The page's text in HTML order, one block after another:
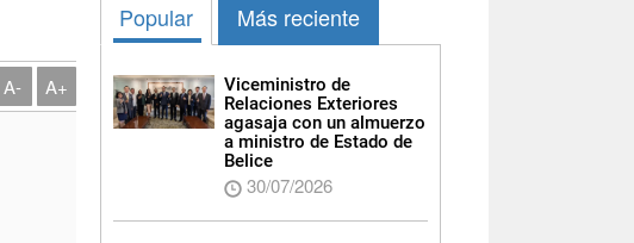
A- A+
Popular Más reciente
Viceministro de
Relaciones Exteriores
agasaja con un almuerzo
a ministro de Estado de
Belice
30/07/2026